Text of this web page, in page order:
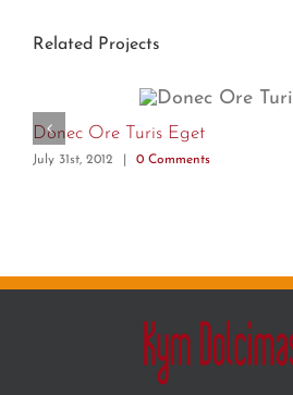
Related Projects
Donec Ore Turis Eget
July 31st, 2012 0 Comments